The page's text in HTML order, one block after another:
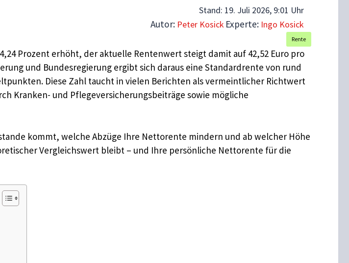
Stand: 19. Juli 2026, 9:01 Uhr
Autor: Peter Kosick Experte: Ingo Kosick
Rente
Prozent erhöht, der aktuelle Rentenwert steigt damit auf 42,52 Euro pro
und Bundesregierung ergibt sich daraus eine Standardrente von rund
Diese Zahl taucht in vielen Berichten als vermeintlicher Richtwert
Kranken- und Pflegeversicherungsbeiträge sowie mögliche
kommt, welche Abzüge Ihre Nettorente mindern und ab welcher Höhe
Vergleichswert bleibt – und Ihre persönliche Nettorente für die